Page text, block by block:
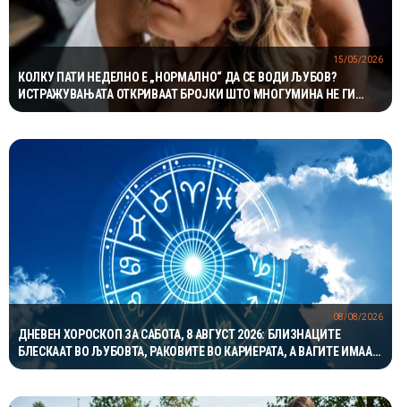
КОЛКУ ПАТИ НЕДЕЛНО Е „НОРМАЛНО“ ДА СЕ ВОДИ ЉУБОВ?
ИСТРАЖУВАЊАТА ОТКРИВААТ БРОЈКИ ШТО МНОГУМИНА НЕ ГИ
ОЧЕКУВАЛЕ
15/05/2026
ДНЕВЕН ХОРОСКОП ЗА САБОТА, 8 АВГУСТ 2026: БЛИЗНАЦИТЕ
БЛЕСКААТ ВО ЉУБОВТА, РАКОВИТЕ ВО КАРИЕРАТА, А ВАГИТЕ ИМААТ
ОДЛИЧЕН ДЕН ЗА ХАРМОНИЈА
08/08/2026